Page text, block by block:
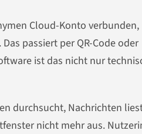
Cloud-Konto verbunden,
passiert per QR-Code oder
ist das nicht nur
durchsucht, Nachrichten
nicht mehr aus.